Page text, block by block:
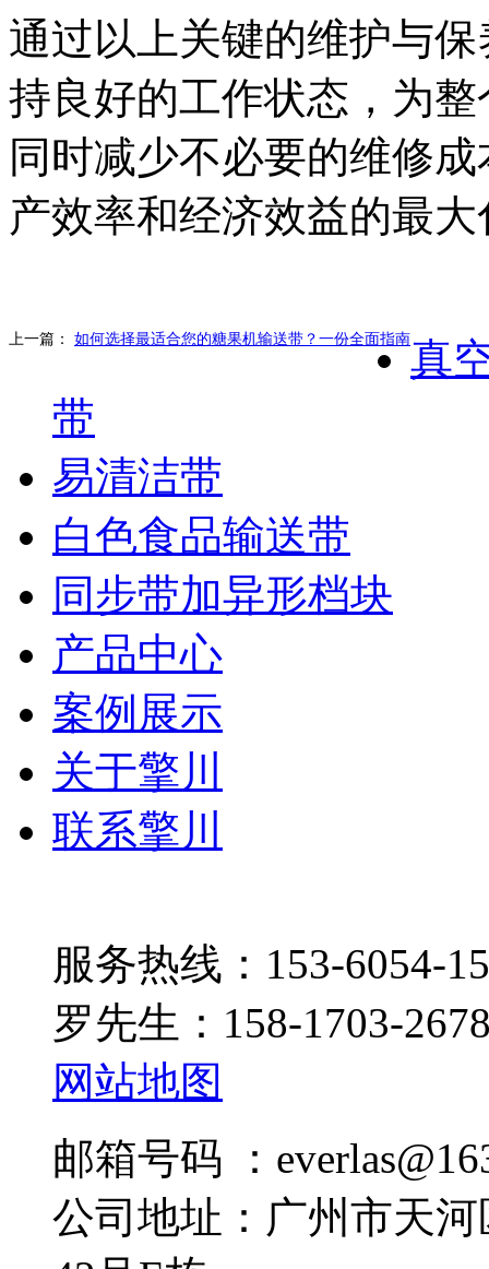
通过以上关键的维护与
持良好的工作状态，为
同时减少不必要的维修
产效率和经济效益的最大
上一篇： 如何选择最适合您的糖果机输送带？一份全面指南真
带
易清洁带
白色食品输送带
同步带加异形档块
产品中心
案例展示
关于擎川
联系擎川
服务热线：153-6054-
罗先生：158-1703-
网站地图
邮箱号码 ：
公司地址：广州市天